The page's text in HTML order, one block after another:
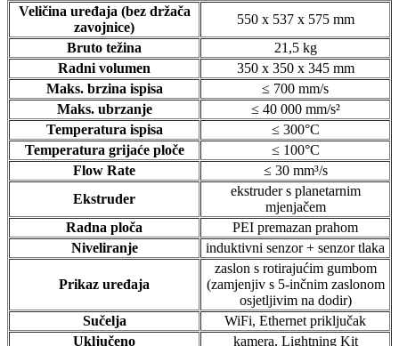
Veličina uređaja (bez držača
zavojnice)
550 x 537 x 575 mm
Bruto težina
21,5 kg
Radni volumen
350 x 350 x 345 mm
Maks. brzina ispisa
≤ 700 mm/s
Maks. ubrzanje
≤ 40 000 mm/s²
Temperatura ispisa
≤ 300°C
Temperatura grijaće ploče
≤ 100°C
Flow Rate
≤ 30 mm³/s
Ekstruder
ekstruder s planetarnim
mjenjačem
Radna ploča
PEI premazan prahom
Niveliranje
induktivni senzor + senzor tlaka
Prikaz uređaja
zaslon s rotirajućim gumbom
(zamjenjiv s 5-inčnim zaslonom
osjetljivim na dodir)
Sučelja
WiFi, Ethernet priključak
Uključeno
kamera, Lightning Kit